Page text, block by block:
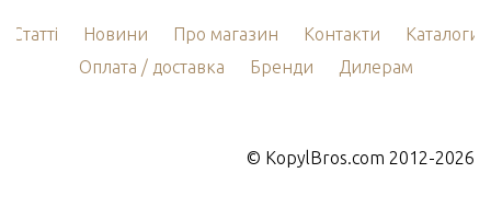
Статті Новини Про магазин Контакти
Каталоги
Оплата / доставка
Бренди Дилерам
© KopylBros.com 2012-2026